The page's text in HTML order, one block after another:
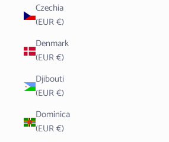
Czechia
(EUR €)
Denmark
(EUR €)
Djibouti
(EUR €)
Dominica
(EUR €)